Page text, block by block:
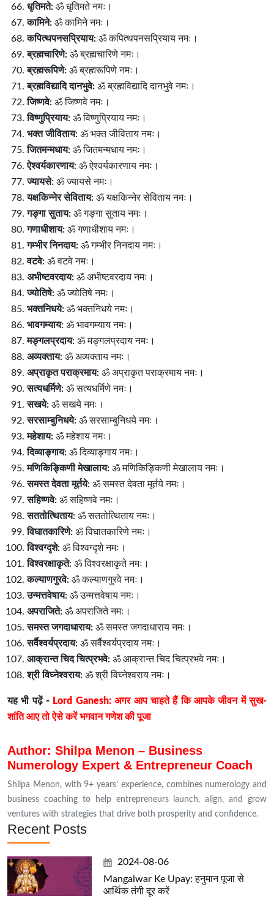
धृतिमते: ॐ धृतिमते नमः।
कामिने: ॐ कामिने नमः।
कपित्थपनसप्रियाय: ॐ कपित्थपनसप्रियाय नमः।
ब्रह्मचारिणे: ॐ ब्रह्मचारिणे नमः।
ब्रह्मरूपिणे: ॐ ब्रह्मरूपिणे नमः।
ब्रह्मविद्यादि दानभुवे: ॐ ब्रह्मविद्यादि दानभुवे नमः।
जिष्णवे: ॐ जिष्णवे नमः।
विष्णुप्रियाय: ॐ विष्णुप्रियाय नमः।
भक्त जीविताय: ॐ भक्त जीविताय नमः।
जितमन्मधाय: ॐ जितमन्मधाय नमः।
ऐश्वर्यकारणाय: ॐ ऐश्वर्यकारणाय नमः।
ज्यायसे: ॐ ज्यायसे नमः।
यक्षकिन्नेर सेविताय: ॐ यक्षकिन्नेर सेविताय नमः।
गङ्गा सुताय: ॐ गङ्गा सुताय नमः।
गणाधीशाय: ॐ गणाधीशाय नमः।
गम्भीर निनदाय: ॐ गम्भीर निनदाय नमः।
वटवे: ॐ वटवे नमः।
अभीष्टवरदाय: ॐ अभीष्टवरदाय नमः।
ज्योतिषे: ॐ ज्योतिषे नमः।
भक्तनिधये: ॐ भक्तनिधये नमः।
भावगम्याय: ॐ भावगम्याय नमः।
मङ्गलप्रदाय: ॐ मङ्गलप्रदाय नमः।
अव्यक्ताय: ॐ अव्यक्ताय नमः।
अप्राकृत पराक्रमाय: ॐ अप्राकृत पराक्रमाय नमः।
सत्यधर्मिणे: ॐ सत्यधर्मिणे नमः।
सखये: ॐ सखये नमः।
सरसाम्बुनिधये: ॐ सरसाम्बुनिधये नमः।
महेशाय: ॐ महेशाय नमः।
दिव्याङ्गाय: ॐ दिव्याङ्गाय नमः।
मणिकिङ्किणी मेखालाय: ॐ मणिकिङ्किणी मेखालाय नमः।
समस्त देवता मूर्तये: ॐ समस्त देवता मूर्तये नमः।
सहिष्णवे: ॐ सहिष्णवे नमः।
सततोत्थिताय: ॐ सततोत्थिताय नमः।
विघातकारिणे: ॐ विघातकारिणे नमः।
विश्वग्दृशे: ॐ विश्वग्दृशे नमः।
विश्वरक्षाकृते: ॐ विश्वरक्षाकृते नमः।
कल्याणगुरवे: ॐ कल्याणगुरवे नमः।
उन्मत्तवेषाय: ॐ उन्मत्तवेषाय नमः।
अपराजिते: ॐ अपराजिते नमः।
समस्त जगदाधाराय: ॐ समस्त जगदाधाराय नमः।
सर्वैश्वर्यप्रदाय: ॐ सर्वैश्वर्यप्रदाय नमः।
आक्रान्त चिद चित्प्रभवे: ॐ आक्रान्त चिद चित्प्रभवे नमः।
श्री विघ्नेश्वराय: ॐ श्री विघ्नेश्वराय नमः।
यह भी पढ़ें - Lord Ganesh: अगर आप चाहते हैं कि आपके जीवन में सुख-
शांति आए तो ऐसे करें भगवान गणेश की पूजा
Author: Shilpa Menon – Business
Numerology Expert & Entrepreneur Coach
Shilpa Menon, with 9+ years’ experience, combines numerology and
business coaching to help entrepreneurs launch, align, and grow
ventures with strategies that drive both prosperity and confidence.
Recent Posts
2024-08-06
Mangalwar Ke Upay: हनुमान पूजा से
आर्थिक तंगी दूर करें